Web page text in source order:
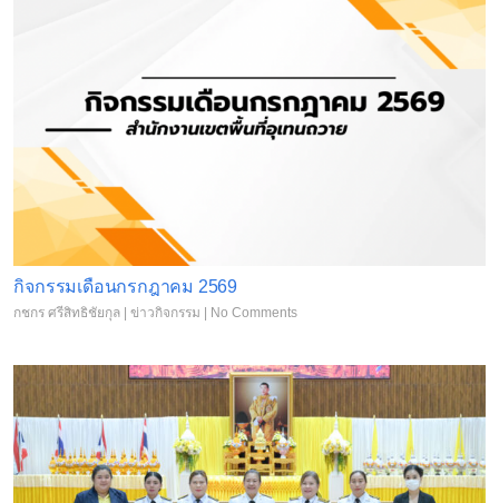
กิจกรรมเดือนกรกฎาคม 2569
กชกร ศรีสิทธิชัยกุล |ข่าวกิจกรรม No Comments